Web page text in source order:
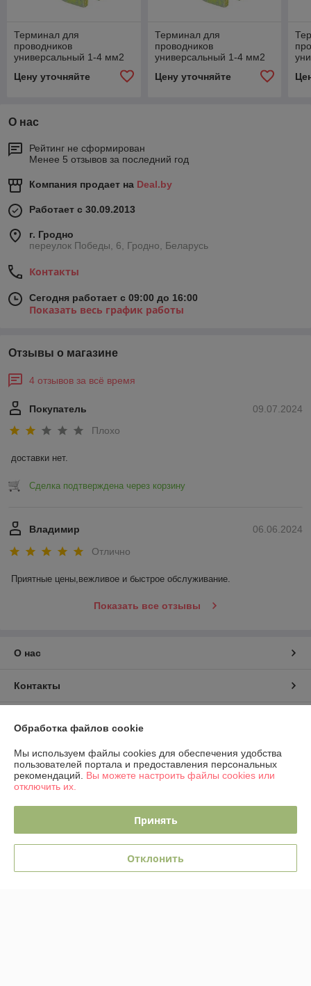
Терминал для
проводников
универсальный 1-4 мм2
PROxima
Цену уточняйте
Терминал для
проводников
универсальный 1-4 мм2
PROxima
Цену уточняйте
О нас
Рейтинг не сформирован
Менее 5 отзывов за последний год
Компания продает на Deal.by
Работает с 30.09.2013
г. Гродно
переулок Победы, 6, Гродно, Беларусь
Контакты
Сегодня работает с 09:00 до 16:00
Показать весь график работы
Отзывы о магазине
4 отзывов за всё время
09.07.2024
Покупатель
Плохо
доставки нет.
Сделка подтверждена через корзину
06.06.2024
Владимир
Отлично
Приятные цены,вежливое и быстрое обслуживание.
Показать все отзывы
О нас
Контакты
График работы
Полная версия сайта
Политика обработки cookies
Сайт создан на платформе Deal.by
Обработка файлов cookie
Мы используем файлы cookies для обеспечения удобства
пользователей портала и предоставления персональных
рекомендаций. Вы можете настроить файлы cookies или
отключить их.
Принять
Отклонить